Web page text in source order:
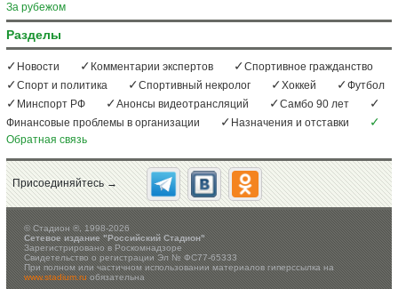
За рубежом
Разделы
Новости Комментарии экспертов
Спортивное гражданство
Спорт и политика
Спортивный некролог Хоккей
Футбол
Минспорт РФ
Анонсы видеотрансляций
Самбо 90 лет
Финансовые проблемы в организации
Назначения и отставки
Обратная связь
Присоединяйтесь →
©Стадион ®, 1998-2026
Сетевое издание "Российский Стадион"
Зарегистрировано в Роскомнадзоре
Свидетельство о регистрации Эл № ФС77-65333
При полном или частичном использовании материалов гиперссылка на
www.stadium.ruобязательна